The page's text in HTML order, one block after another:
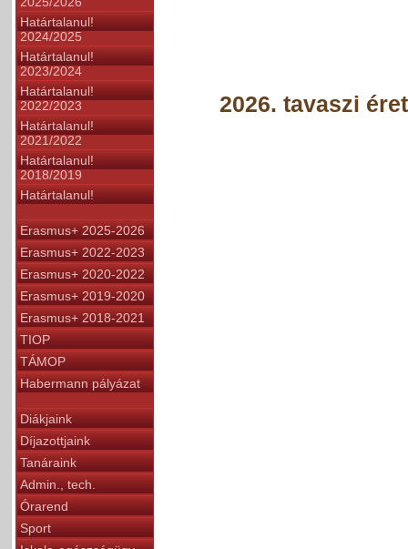
Határtalanul!
2024/2025
Határtalanul!
2023/2024
Határtalanul!
2022/2023
Határtalanul!
2021/2022
Határtalanul!
2018/2019
Határtalanul!
Erasmus+ 2025-2026
Erasmus+ 2022-2023
Erasmus+ 2020-2022
Erasmus+ 2019-2020
Erasmus+ 2018-2021
TIOP
TÁMOP
Habermann pályázat
Diákjaink
Díjazottjaink
Tanáraink
Admin., tech.
Órarend
Sport
2026. tavaszi